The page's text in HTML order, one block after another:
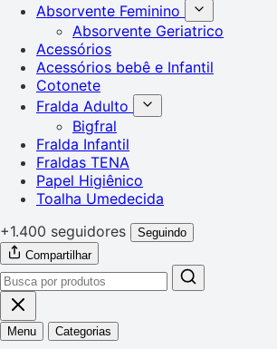
Absorvente Feminino
Absorvente Geriatrico
Acessórios
Acessórios bebê e Infantil
Cotonete
Fralda Adulto
Bigfral
Fralda Infantil
Fraldas TENA
Papel Higiênico
Toalha Umedecida
+1.400 seguidores
Seguindo
Compartilhar
Menu Categorias